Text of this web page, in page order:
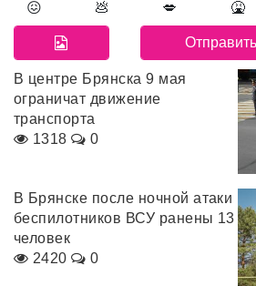
😖 💩 💋 🤮
В центре Брянска 9 мая
ограничат движение
транспорта
1318
0
В Брянске после ночной атаки
беспилотников ВСУ ранены 13
человек
2420
0